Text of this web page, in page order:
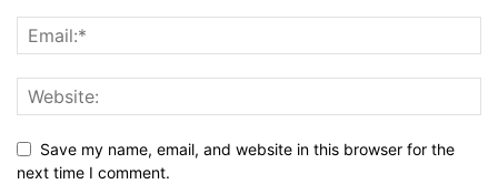
Save my name, email, and website in this browser for the
next time I comment.